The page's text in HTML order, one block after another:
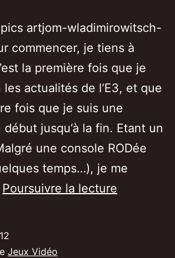
artjom-wladimirowitsch-
commencer, je tiens à
la première fois que je
les actualités de l‘E3, et que
fois que je suis une
jusqu’à la fin. Etant un
une console RODée
temps…), je me
Poursuivre la lecture
Jeux Vidéo